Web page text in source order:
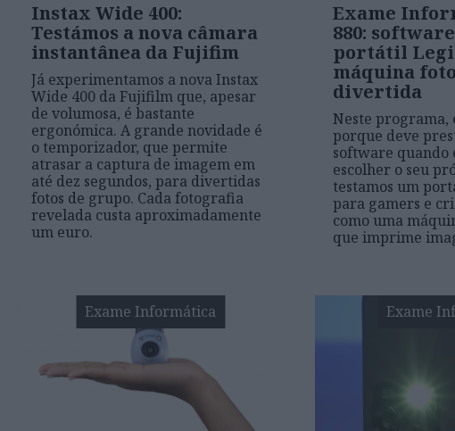
Instax Wide 400:
Testámos a nova câmara
instantânea da Fujifim
Já experimentamos a nova Instax
Wide 400 da Fujifilm que, apesar
de volumosa, é bastante
ergonómica. A grande novidade é
o temporizador, que permite
atrasar a captura de imagem em
até dez segundos, para divertidas
fotos de grupo. Cada fotografia
revelada custa aproximadamente
um euro.
Exame
880:
portátil
máquina
divertida
Neste programa,
porque deve
software quando
escolher o seu
testamos um
para gamers e
como uma
que imprime
Exame Informática Exame